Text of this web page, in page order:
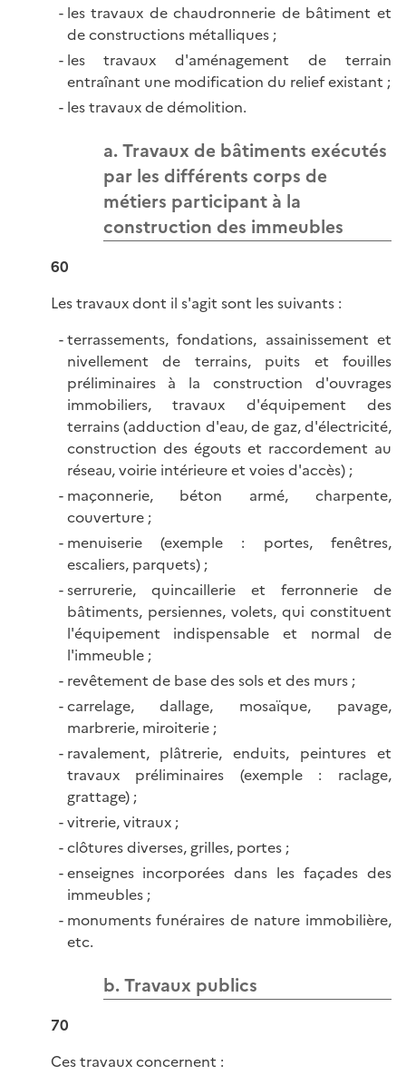
les travaux de chaudronnerie de bâtiment et
de constructions métalliques ;
les travaux d'aménagement de terrain
entraînant une modification du relief existant ;
les travaux de démolition.
a. Travaux de bâtiments exécutés
par les différents corps de
métiers participant à la
construction des immeubles
60
Les travaux dont il s'agit sont les suivants :
terrassements, fondations, assainissement et
nivellement de terrains, puits et fouilles
préliminaires à la construction d'ouvrages
immobiliers, travaux d'équipement des
terrains (adduction d'eau, de gaz, d'électricité,
construction des égouts et raccordement au
réseau, voirie intérieure et voies d'accès) ;
maçonnerie, béton armé, charpente,
couverture ;
menuiserie (exemple : portes, fenêtres,
escaliers, parquets) ;
serrurerie, quincaillerie et ferronnerie de
bâtiments, persiennes, volets, qui constituent
l'équipement indispensable et normal de
l'immeuble ;
revêtement de base des sols et des murs ;
carrelage, dallage, mosaïque, pavage,
marbrerie, miroiterie ;
ravalement, plâtrerie, enduits, peintures et
travaux préliminaires (exemple : raclage,
grattage) ;
vitrerie, vitraux ;
clôtures diverses, grilles, portes ;
enseignes incorporées dans les façades des
immeubles ;
monuments funéraires de nature immobilière,
etc.
b. Travaux publics
70
Ces travaux concernent :